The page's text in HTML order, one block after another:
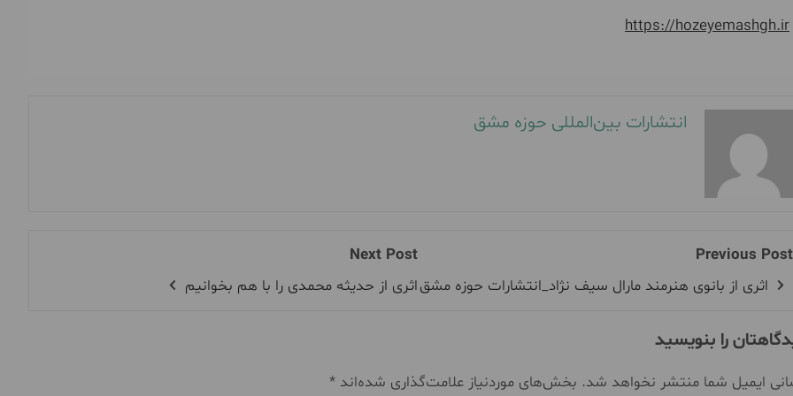
https://hozeyemashgh.ir
انتشارات بین‌المللی حوزه مشق
Previous Post
اثری از بانوی هنرمند مارال سیف نژاد_انتشارات حوزه مشق
Next Post
اثری از حدیثه محمدی را با هم بخوانیم
را بنویسید
ایمیل شما منتشر نخواهد شد. بخش‌های موردنیاز علامت‌گذاری شده‌اند *